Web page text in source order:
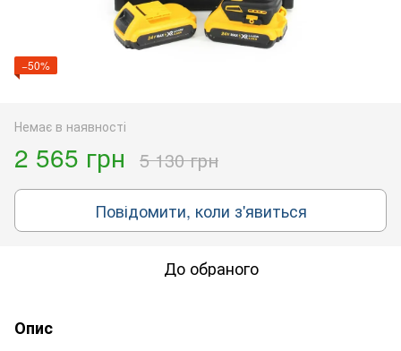
−50%
Немає в наявності
2 565 грн 5 130 грн
Повідомити, коли з'явиться
До обраного
Опис